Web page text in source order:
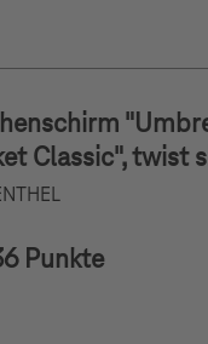
Classic", twist
Punkte